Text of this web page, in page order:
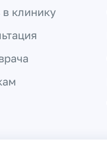
в клинику